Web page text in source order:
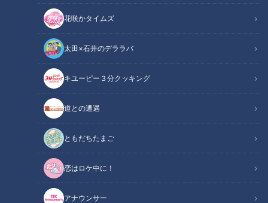
花咲かタイムズ
太田×石井のデララバ
キユーピー３分クッキング
道との遭遇
ともだちたまご
恋はロケ中に！
アナウンサー
花咲かタイムズ
週末ジャーニー 推しタビ
3時のヒロインの福田麻貴さんとかなでさんが、春爛漫の“愛
知・渥美半島”のおすすめスポットや絶品グルメをリポートし
ました。